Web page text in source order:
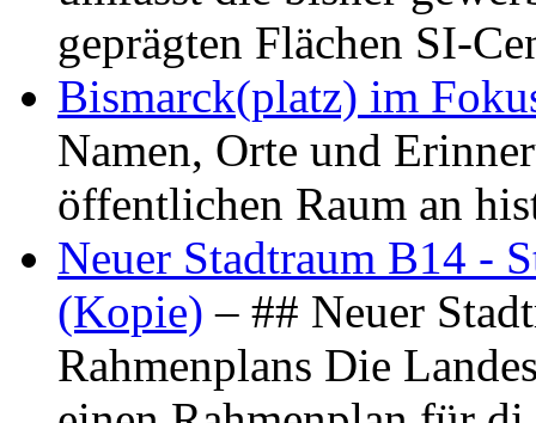
geprägten Flächen SI-
Bismarck(platz) im
Namen, Orte und
öffentlichen Raum an
Neuer Stadtraum B14 -
(Kopie) – ## Neuer
Rahmenplans Die